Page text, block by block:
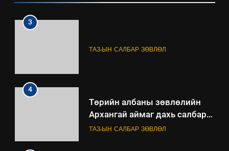
3
ТАЗ-ЫН САЛБАР ЗӨВЛӨЛ
4
Төрийн албаны зөвлөлийн
Архангай аймаг дахь салбар
зөвлөлийн 2025 оны үйл
ТАЗ-ЫН САЛБАР ЗӨВЛӨЛ